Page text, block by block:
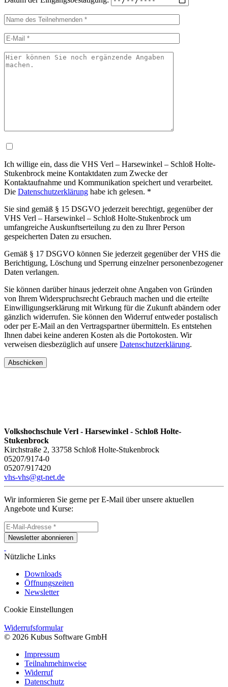
Ich willige ein, dass die VHS Verl – Harsewinkel – Schloß Holte-
Stukenbrock meine Kontaktdaten zum Zwecke der
Kontaktaufnahme und Kommunikation speichert und verarbeitet.
Die Datenschutzerklärung habe ich gelesen. *
Sie sind gemäß § 15 DSGVO jederzeit berechtigt, gegenüber der
VHS Verl – Harsewinkel – Schloß Holte-Stukenbrock um
umfangreiche Auskunftserteilung zu den zu Ihrer Person
gespeicherten Daten zu ersuchen.
Gemäß § 17 DSGVO können Sie jederzeit gegenüber der VHS die
Berichtigung, Löschung und Sperrung einzelner personenbezogener
Daten verlangen.
Sie können darüber hinaus jederzeit ohne Angaben von Gründen
von Ihrem Widerspruchsrecht Gebrauch machen und die erteilte
Einwilligungserklärung mit Wirkung für die Zukunft abändern oder
gänzlich widerrufen. Sie können den Widerruf entweder postalisch
oder per E-Mail an den Vertragspartner übermitteln. Es entstehen
Ihnen dabei keine anderen Kosten als die Portokosten. Wir
verweisen diesbezüglich auf unsere Datenschutzerklärung.
Volkshochschule Verl - Harsewinkel - Schloß Holte-
Stukenbrock
Kirchstraße 2, 33758 Schloß Holte-Stukenbrock
05207/9174-0
05207/917420
vhs-vhs@gt-net.de
Wir informieren Sie gerne per E-Mail über unsere aktuellen
Angebote und Kurse:
Newsletter abonnieren
Nützliche Links
Downloads
Öffnungszeiten
Newsletter
Cookie Einstellungen
Widerrufsformular
© 2026 Kubus Software GmbH
Impressum
Teilnahmehinweise
Widerruf
Datenschutz